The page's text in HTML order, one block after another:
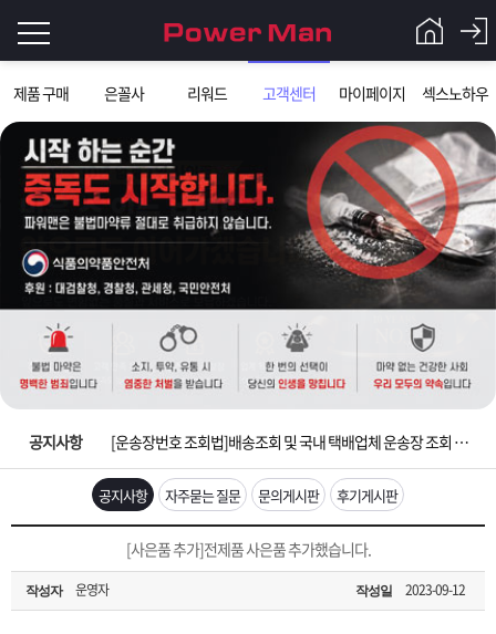
제품 구매 은꼴사 리워드 고객센터 마이페이지 섹스노하우
그
인
이
필
니
로
Q&A
파
워
맨
제
품
은
노
객
마
공지사항
[2026구정 연휴]설 연휴 배송 및 휴무 안내
[운송장번호 조회법]배송조회 및 국내 택배업체 운송장 조회 하는법
[ios앱 오픈]아이폰 고객 앱설치 가능합니다.
[무인택배함 이용 안내] 집 밖에 주소로 택배 받기
입금확인이 안되는 상황을 대비해 꼭 입금후 고객센터 연락바랍니다.
공지사항 자주묻는 질문 문의게시판 후기게시판
[사은품 추가]전제품 사은품 추가했습니다.
작성자 운영자 작성일 2023-09-12